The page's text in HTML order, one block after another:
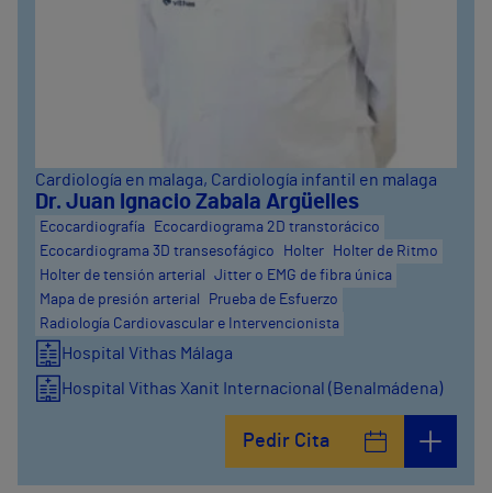
Cardiología en malaga, Cardiología infantil en malaga
Dr. Juan Ignacio Zabala Argüelles
Ecocardiografía
Ecocardiograma 2D transtorácico
Ecocardiograma 3D transesofágico
Holter
Holter de Ritmo
Holter de tensión arterial
Jitter o EMG de fibra única
Mapa de presión arterial
Prueba de Esfuerzo
Radiología Cardiovascular e Intervencionista
Hospital Vithas Málaga
Hospital Vithas Xanit Internacional (Benalmádena)
Pedir Cita